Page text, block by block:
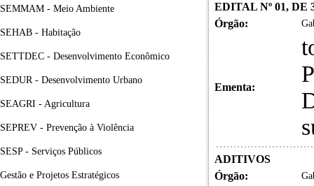
SEMMAM - Meio Ambiente
SEHAB - Habitação
SETTDEC - Desenvolvimento Econômico
SEDUR - Desenvolvimento Urbano
SEAGRI - Agricultura
SEPREV - Prevenção à Violência
SESP - Serviços Públicos
Gestão e Projetos Estratégicos
EDITAL Nº 01, DE
Órgão:
Ementa:
ADITIVOS
Órgão: